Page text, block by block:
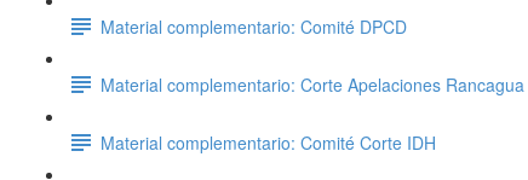
Material complementario: Comité DPCD
Material complementario: Corte Apelaciones Rancagua
Material complementario: Comité Corte IDH